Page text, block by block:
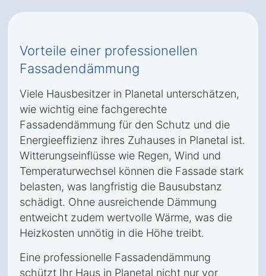
Vorteile einer professionellen
Fassadendämmung
Viele Hausbesitzer in Planetal unterschätzen,
wie wichtig eine fachgerechte
Fassadendämmung für den Schutz und die
Energieeffizienz ihres Zuhauses in Planetal ist.
Witterungseinflüsse wie Regen, Wind und
Temperaturwechsel können die Fassade stark
belasten, was langfristig die Bausubstanz
schädigt. Ohne ausreichende Dämmung
entweicht zudem wertvolle Wärme, was die
Heizkosten unnötig in die Höhe treibt.
Eine professionelle Fassadendämmung
schützt Ihr Haus in Planetal nicht nur vor